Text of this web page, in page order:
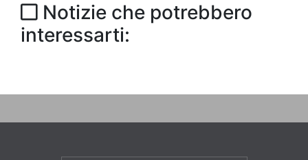
Notizie che potrebbero
interessarti: